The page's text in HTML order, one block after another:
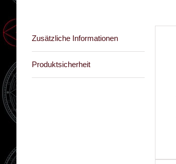
Zusätzliche Informationen
Produktsicherheit